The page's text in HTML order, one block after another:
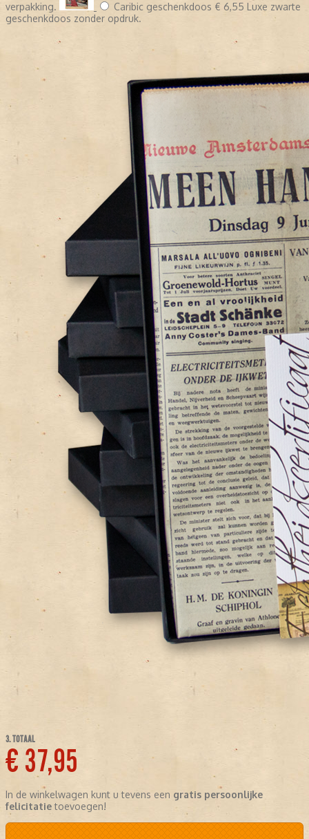
verpakking. Caribic geschenkdoos € 6,55 Luxe zwarte
geschenkdoos zonder opdruk.
3. TOTAAL
€ 37,95
In de winkelwagen kunt u tevens een gratis persoonlijke
felicitatietoevoegen!